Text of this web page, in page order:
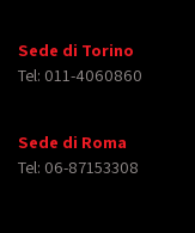
Sede di Torino
Tel: 011-4060860
Sede di Roma
Tel: 06-87153308